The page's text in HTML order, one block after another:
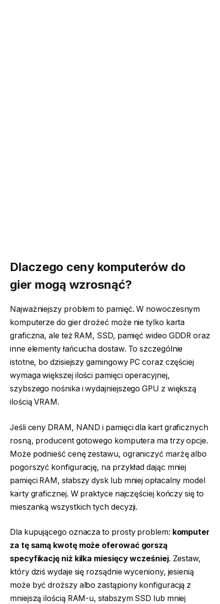
Dlaczego ceny komputerów do
gier mogą wzrosnąć?
Najważniejszy problem to pamięć. W nowoczesnym
komputerze do gier drożeć może nie tylko karta
graficzna, ale też RAM, SSD, pamięć wideo GDDR oraz
inne elementy łańcucha dostaw. To szczególnie
istotne, bo dzisiejszy gamingowy PC coraz częściej
wymaga większej ilości pamięci operacyjnej,
szybszego nośnika i wydajniejszego GPU z większą
ilością VRAM.
Jeśli ceny DRAM, NAND i pamięci dla kart graficznych
rosną, producent gotowego komputera ma trzy opcje.
Może podnieść cenę zestawu, ograniczyć marżę albo
pogorszyć konfigurację, na przykład dając mniej
pamięci RAM, słabszy dysk lub mniej opłacalny model
karty graficznej. W praktyce najczęściej kończy się to
mieszanką wszystkich tych decyzji.
Dla kupującego oznacza to prosty problem: komputer
za tę samą kwotę może oferować gorszą
specyfikację niż kilka miesięcy wcześniej. Zestaw,
który dziś wydaje się rozsądnie wyceniony, jesienią
może być droższy albo zastąpiony konfiguracją z
mniejszą ilością RAM-u, słabszym SSD lub mniej